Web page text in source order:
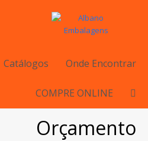
Catálogos Onde Encontrar
COMPRE ONLINE
Orçamento